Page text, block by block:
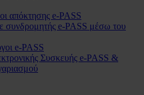
απόκτησης e-PASS
e-PASS μέσω του
e-PASS
Συσκευής e-PASS &